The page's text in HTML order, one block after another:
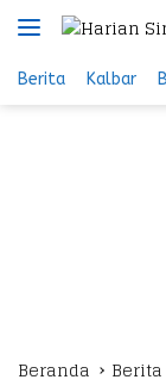
Langsung
ke
konten
Berita Kalbar
Beranda Berita